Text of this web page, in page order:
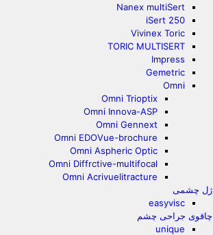
Nanex multiSert
iSert 250
Vivinex Toric
TORIC MULTISERT
Impress
Gemetric
Omni
Omni Trioptix
Omni Innova-ASP
Omni Gennext
Omni EDOVue-brochure
Omni Aspheric Optic
Omni Diffrctive-multifocal
Omni Acrivuelitracture
ژل چشمی
easyvisc
چاقوی جراحی چشم
unique